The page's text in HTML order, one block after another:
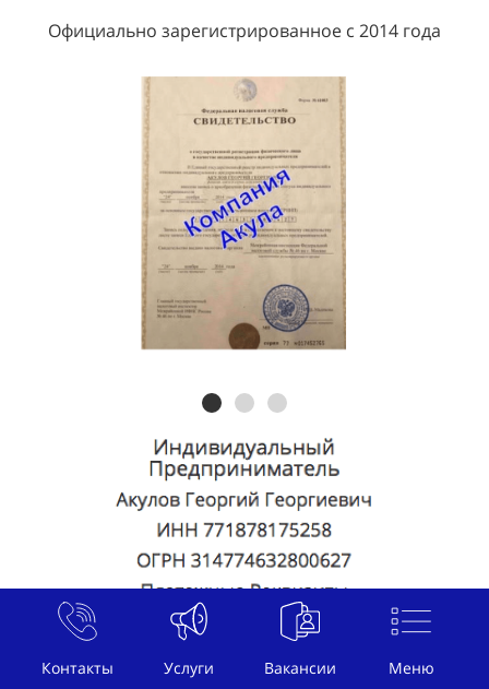
Контакты Услуги Вакансии Меню
Официально зарегистрированное с 2014 года